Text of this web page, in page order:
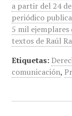
a partir del 24
periódico
5 mil
textos de Raúl
Etiquetas:
comunicación,